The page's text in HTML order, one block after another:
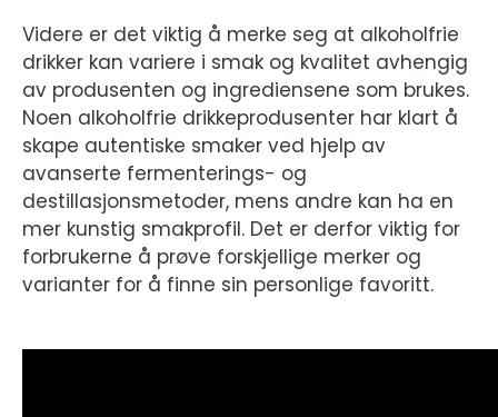
Videre er det viktig å merke seg at alkoholfrie
drikker kan variere i smak og kvalitet avhengig
av produsenten og ingrediensene som brukes.
Noen alkoholfrie drikkeprodusenter har klart å
skape autentiske smaker ved hjelp av
avanserte fermenterings- og
destillasjonsmetoder, mens andre kan ha en
mer kunstig smakprofil. Det er derfor viktig for
forbrukerne å prøve forskjellige merker og
varianter for å finne sin personlige favoritt.